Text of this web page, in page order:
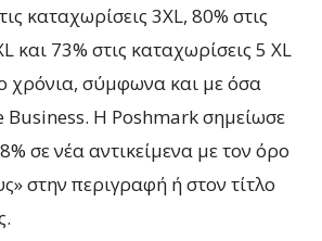
καταχωρίσεις 3XL, 80% στις
και 73% στις καταχωρίσεις 5 XL
χρόνια, σύμφωνα και με όσα
Business. Η Poshmark σημείωσε
σε νέα αντικείμενα με τον όρο
στην περιγραφή ή στον τίτλο